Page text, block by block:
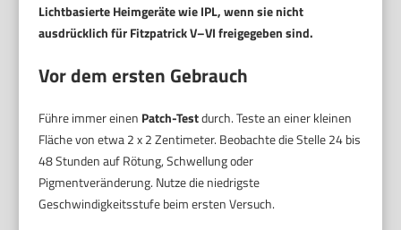
Lichtbasierte Heimgeräte wie IPL, wenn sie nicht
ausdrücklich für Fitzpatrick V–VI freigegeben sind.
Vor dem ersten Gebrauch
Führe immer einen Patch-Testdurch. Teste an einer kleinen
Fläche von etwa 2 x 2 Zentimeter. Beobachte die Stelle 24 bis
48 Stunden auf Rötung, Schwellung oder
Pigmentveränderung. Nutze die niedrigste
Geschwindigkeitsstufe beim ersten Versuch.